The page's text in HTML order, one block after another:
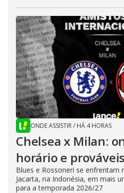
ONDE ASSISTIR/ HÁ 4 HORAS
Chelsea x Milan:
horário e
Blues e Rossoneri se enfrentam
Jacarta, na Indonésia, em mais
para a temporada 2026/27